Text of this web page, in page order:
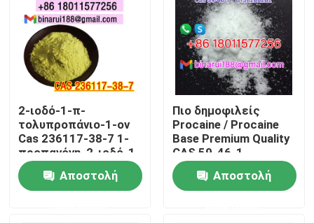
Σπίτι
2-ιοδό-1-π-
τολυπροπάνιο-1-ον
Cas 236117-38-7 1-
προπανόνη, 2-ιοδό-1-
((4-μεθυλοφαινύλιο)
-
Αποστολή
Πιο δημοφιλείς
Procaine / Procaine
Base Premium Quality
CAS 59-46-1
Αποστολή